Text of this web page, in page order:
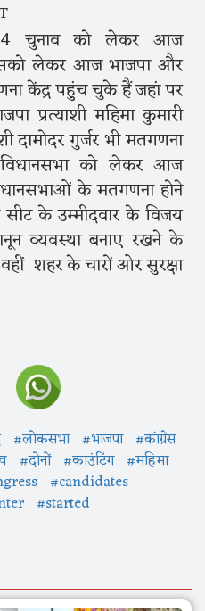
चुनाव को लेकर आज
लेकर आज भाजपा और
केंद्र पहुंच चुके हैं जहां पर
प्रत्याशी महिमा कुमारी
दामोदर गुर्जर भी मतगणना
को लेकर आज
के मतगणना होने
के उम्मीदवार के विजय
व्यवस्था बनाए रखने के
शहर के चारों ओर सुरक्षा
#लोकसभा #भाजपा #कांग्रेस
#दोनों #काउंटिंग #महिमा
#candidates
#started